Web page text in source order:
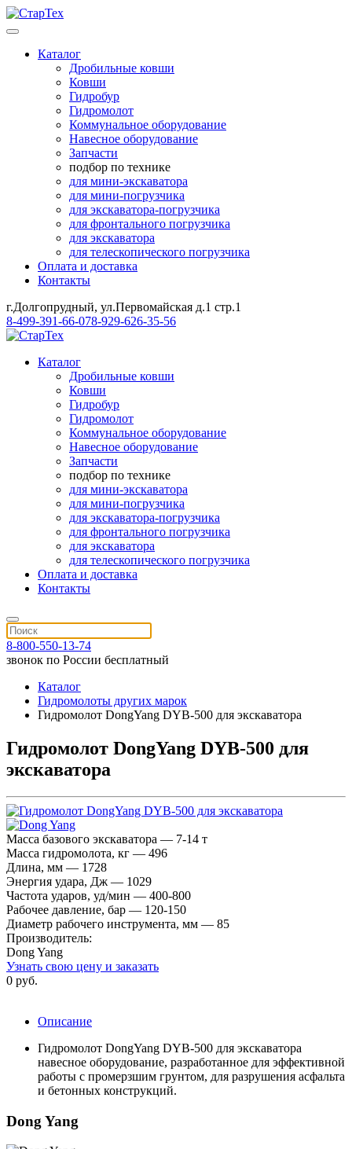
Каталог
Дробильные ковши
Ковши
Гидробур
Гидромолот
Коммунальное оборудование
Навесное оборудование
Запчасти
подбор по технике
для мини-экскаватора
для мини-погрузчика
для экскаватора-погрузчика
для фронтального погрузчика
для экскаватора
для телескопического погрузчика
Оплата и доставка
Контакты
г.Долгопрудный, ул.Первомайская д.1 стр.1
8-499-391-66-078-929-626-35-56
Каталог
Дробильные ковши
Ковши
Гидробур
Гидромолот
Коммунальное оборудование
Навесное оборудование
Запчасти
подбор по технике
для мини-экскаватора
для мини-погрузчика
для экскаватора-погрузчика
для фронтального погрузчика
для экскаватора
для телескопического погрузчика
Оплата и доставка
Контакты
8-800-550-13-74
звонок по России бесплатный
Каталог
Гидромолоты других марок
Гидромолот DongYang DYB-500 для экскаватора
Гидромолот DongYang DYB-500 для
экскаватора
Масса базового экскаватора — 7-14 т
Масса гидромолота, кг — 496
Длина, мм — 1728
Энергия удара, Дж — 1029
Частота ударов, уд/мин — 400-800
Рабочее давление, бар — 120-150
Диаметр рабочего инструмента, мм — 85
Производитель:
Dong Yang
Узнать свою цену и заказать
0 руб.
Описание
Гидромолот DongYang DYB-500 для экскаватора
навесное оборудование, разработанное для эффективной
работы с промерзшим грунтом, для разрушения асфальта
и бетонных конструкций.
Dong Yang